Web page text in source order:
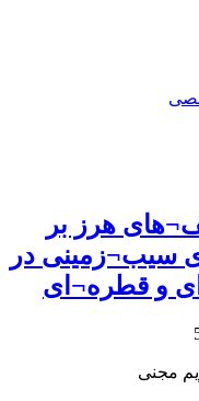
هرز بر
سیب¬زمینی در
و قطره¬ای
مجنی